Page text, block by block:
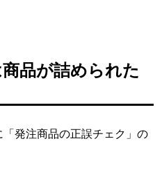
品が詰められた
発注商品の正誤チェク」の